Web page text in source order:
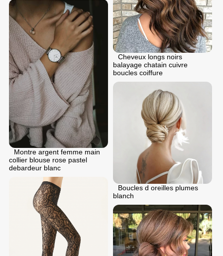
Cheveux longs noirs
balayage chatain cuivre
boucles coiffure
Montre argent femme main
collier blouse rose pastel
debardeur blanc
Boucles d oreilles plumes
blanch